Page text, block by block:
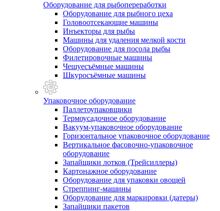
Оборудование для рыбопереработки
Оборудование для рыбного цеха
Головоотсекающие машины
Инъекторы для рыбы
Машины для удаления мелкой кости
Оборудование для посола рыбы
Филетировочные машины
Чешуесъёмные машины
Шкуросъёмные машины
Упаковочное оборудование
Паллетоупаковщики
Термоусадочное оборудование
Вакуум-упаковочное оборудование
Горизонтальное упаковочное оборудование
Вертикальное фасовочно-упаковочное
оборудование
Запайщики лотков (Трейсиллеры)
Картонажное оборудование
Оборудование для упаковки овощей
Стреппинг-машины
Оборудование для маркировки (датеры)
Запайщики пакетов